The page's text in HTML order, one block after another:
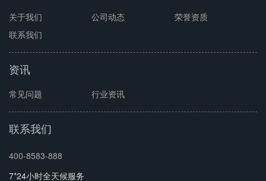
关于我们 公司动态
荣誉资质
联系我们
资讯
常见问题 行业资讯
联系我们
400-8583-888
7*24小时全天候服务